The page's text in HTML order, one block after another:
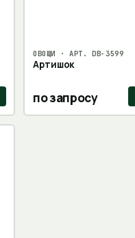
ОВОЩИ · АРТ.DB-3599
Артишок
по запросу